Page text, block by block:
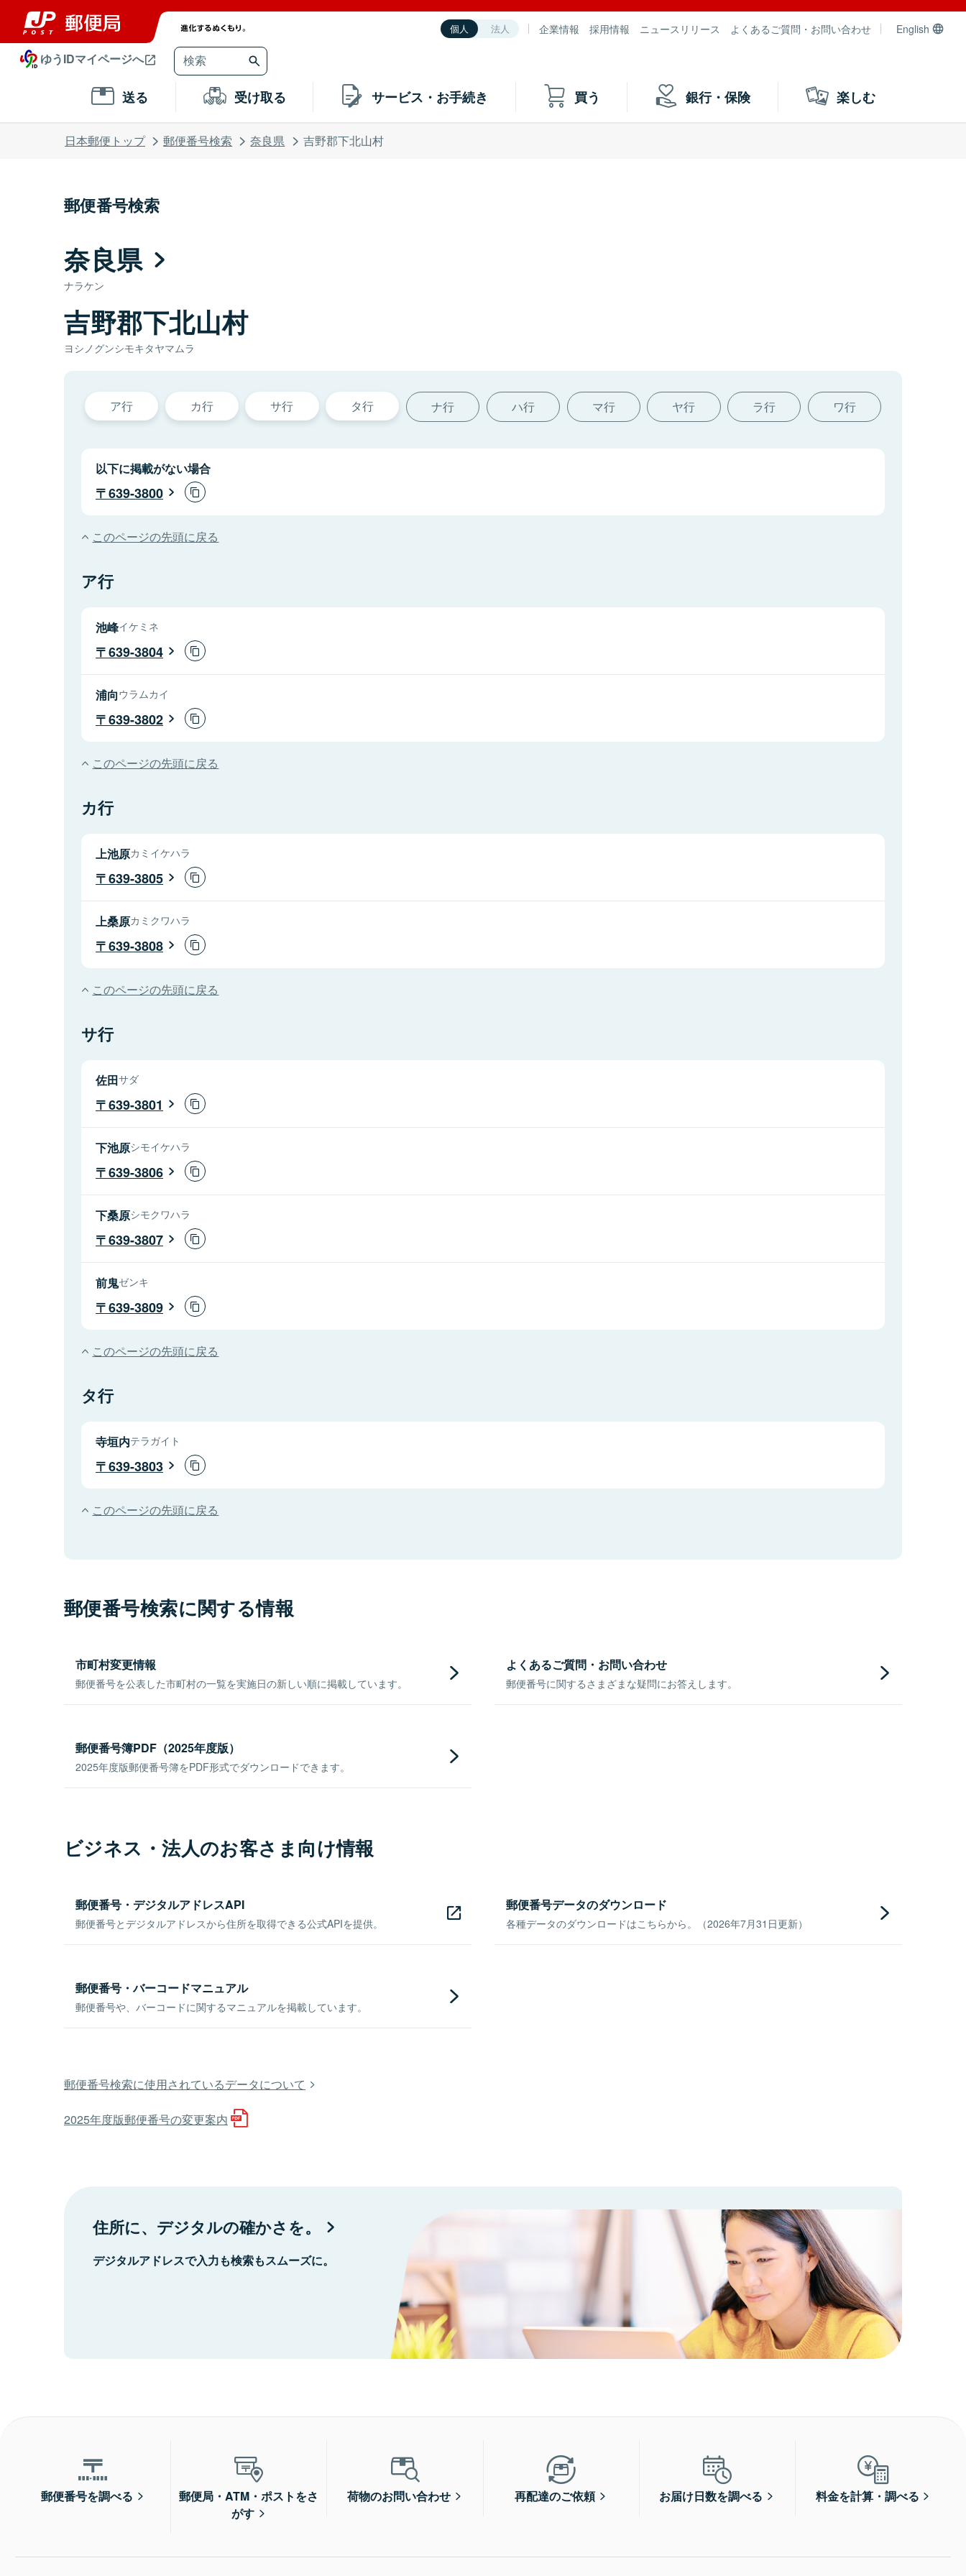
個人 法人 企業情報 採用情報 ニュースリリース よくあるご質問・お問い合わせ English
ゆうIDマイページへ
送る 受け取る サービス・お手続き 買う 銀行・保険 楽しむ
日本郵便トップ 郵便番号検索 奈良県 吉野郡下北山村
郵便番号検索
奈良県
ナラケン
吉野郡下北山村
ヨシノグンシモキタヤマムラ
ア行 カ行 サ行 タ行 ナ行 ハ行 マ行 ヤ行 ラ行 ワ行
以下に掲載がない場合
639-3800
このページの先頭に戻る
ア行
池峰イケミネ
639-3804
浦向ウラムカイ
639-3802
このページの先頭に戻る
カ行
上池原カミイケハラ
639-3805
上桑原カミクワハラ
639-3808
このページの先頭に戻る
サ行
佐田サダ
639-3801
下池原シモイケハラ
639-3806
下桑原シモクワハラ
639-3807
前鬼ゼンキ
639-3809
このページの先頭に戻る
タ行
寺垣内テラガイト
639-3803
このページの先頭に戻る
郵便番号検索に関する情報
市町村変更情報
郵便番号を公表した市町村の一覧を実施日の新しい順に掲載しています。
よくあるご質問・お問い合わせ
郵便番号に関するさまざまな疑問にお答えします。
郵便番号簿PDF（2025年度版）
2025年度版郵便番号簿をPDF形式でダウンロードできます。
ビジネス・法人のお客さま向け情報
郵便番号・デジタルアドレスAPI
郵便番号とデジタルアドレスから住所を取得できる公式APIを提供。
郵便番号データのダウンロード
各種データのダウンロードはこちらから。（2026年7月31日更新）
郵便番号・バーコードマニュアル
郵便番号や、バーコードに関するマニュアルを掲載しています。
郵便番号検索に使用されているデータについて
2025年度版郵便番号の変更案内
住所に、デジタルの確かさを。
デジタルアドレスで入力も検索もスムーズに。
郵便番号を調べる
郵便局・ATM・ポストをさ
がす
荷物のお問い合わせ 再配達のご依頼 お届け日数を調べる 料金を計算・調べる